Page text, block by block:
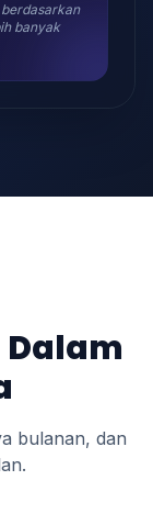
banyak
bulanan, dan